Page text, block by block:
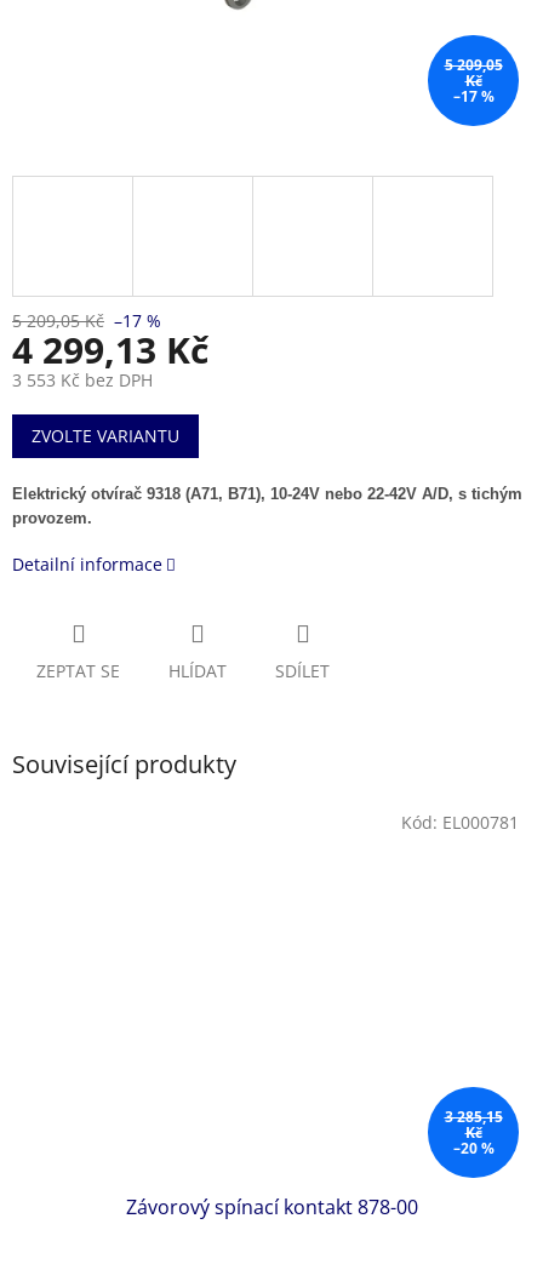
5 209,05
Kč
–17 %
5 209,05 Kč –17 %
4 299,13 Kč
3 553 Kč bez DPH
Měrná
cena:
ZVOLTE VARIANTU
Elektrický otvírač 9318 (A71, B71), 10-24V nebo 22-42V A/D, s tichým
provozem.
Detailní informace
ZEPTAT SE HLÍDAT SDÍLET
Související produkty
3 285,15
Kč
–20 %
Závorový spínací kontakt 878-00
Kód: EL000781